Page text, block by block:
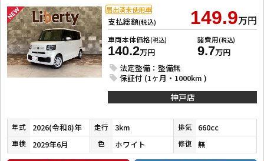
支払総額(税込) 149.9万円
車両本体価格(税込)
140.2万円
諸費用(税込)
9.7万円
法定整備：整備無
保証付 (1ヶ月・1000km )
届出済未使用車
神戸店
年式 2026(令和8)年 走行 3km 排気 660cc
車検 2029年6月 色 ホワイト 修復 無